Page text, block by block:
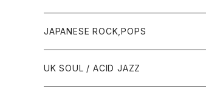
JAPANESE ROCK,POPS
UK SOUL / ACID JAZZ